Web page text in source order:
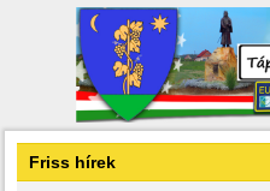
Friss hírek